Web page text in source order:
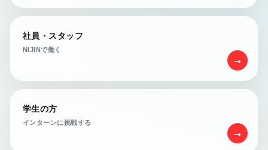
社員・スタッフ
NIJINで働く
→
学生の方
インターンに挑戦する
→